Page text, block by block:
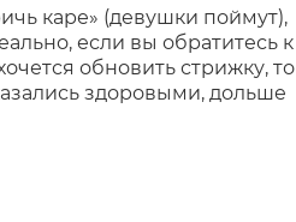
каре» (девушки поймут),
если вы обратитесь к
обновить стрижку, то
здоровыми, дольше